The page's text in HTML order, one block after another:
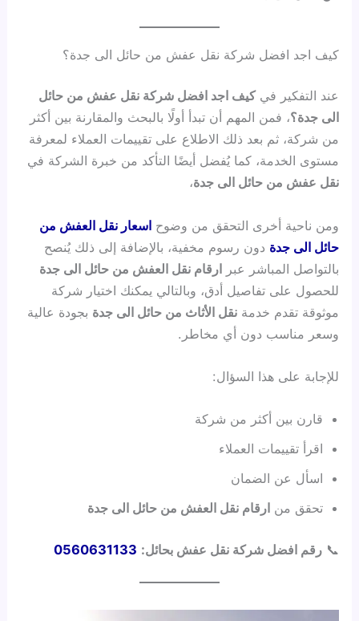
كيف اجد افضل شركة نقل عفش من حائل الى جدة؟
عند التفكير فيكيف اجد افضل شركة نقل عفش من حائل
الى جدة؟، فمن المهم أن تبدأ أولًا بالبحث والمقارنة بين أكثر
من شركة، ثم بعد ذلك الاطلاع على تقييمات العملاء لمعرفة
مستوى الخدمة، كما يُفضل أيضًا التأكد من خبرة الشركة في
نقل عفش من حائل الى جدة،
ومن ناحية أخرى التحقق من وضوحاسعار نقل العفش من
حائل الى جدة دون رسوم مخفية، بالإضافة إلى ذلك يُنصح
بالتواصل المباشر عبرارقام نقل العفش من حائل الى جدة
للحصول على تفاصيل أدق، وبالتالي يمكنك اختيار شركة
موثوقة تقدم خدمةنقل الأثاث من حائل الى جدة بجودة عالية
وسعر مناسب دون أي مخاطر.
للإجابة على هذا السؤال:
قارن بين أكثر من شركة
اقرأ تقييمات العملاء
اسأل عن الضمان
تحقق من ارقام نقل العفش من حائل الى جدة
📞رقم افضل شركة نقل عفش بحائل: 0560631133